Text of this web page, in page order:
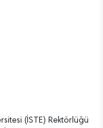
(İSTE) Rektörlüğü